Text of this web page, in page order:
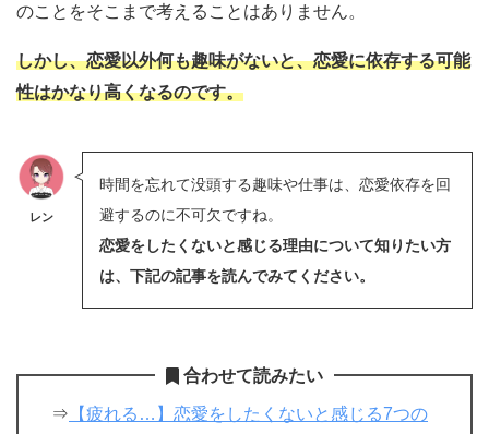
のことをそこまで考えることはありません。
しかし、恋愛以外何も趣味がないと、恋愛に依存する可能
性はかなり高くなるのです。
レン
時間を忘れて没頭する趣味や仕事は、恋愛依存を回
避するのに不可欠ですね。
恋愛をしたくないと感じる理由について知りたい方
は、下記の記事を読んでみてください。
合わせて読みたい
⇒ 【疲れる…】恋愛をしたくないと感じる7つの